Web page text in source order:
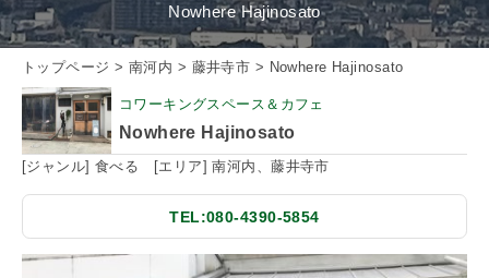
トップページ
お店を探す
イベント情報
クーポン情報
Nowhere Hajinosato
トップページ > 南河内 > 藤井寺市 > Nowhere Hajinosato
コワーキングスペース＆カフェ
Nowhere Hajinosato
[ジャンル] 食べる [エリア] 南河内、藤井寺市
TEL:080-4390-5854